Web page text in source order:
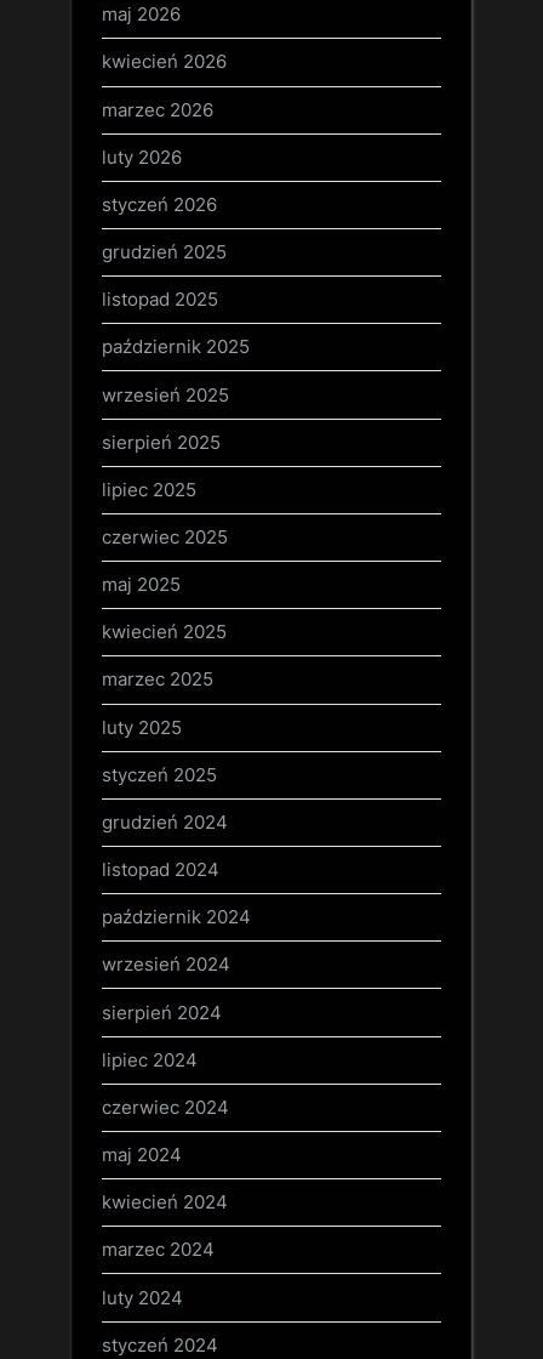
maj 2026
kwiecień 2026
marzec 2026
luty 2026
styczeń 2026
grudzień 2025
listopad 2025
październik 2025
wrzesień 2025
sierpień 2025
lipiec 2025
czerwiec 2025
maj 2025
kwiecień 2025
marzec 2025
luty 2025
styczeń 2025
grudzień 2024
listopad 2024
październik 2024
wrzesień 2024
sierpień 2024
lipiec 2024
czerwiec 2024
maj 2024
kwiecień 2024
marzec 2024
luty 2024
styczeń 2024